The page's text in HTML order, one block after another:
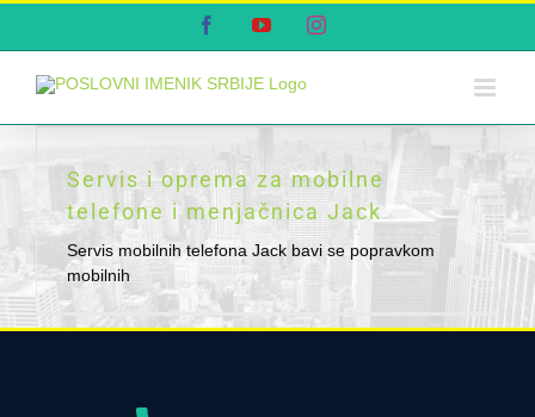
FacebookYouTubeInstagram
Servis i oprema za mobilne
telefone i menjačnica Jack
Servis mobilnih telefona Jack bavi se popravkom
mobilnih